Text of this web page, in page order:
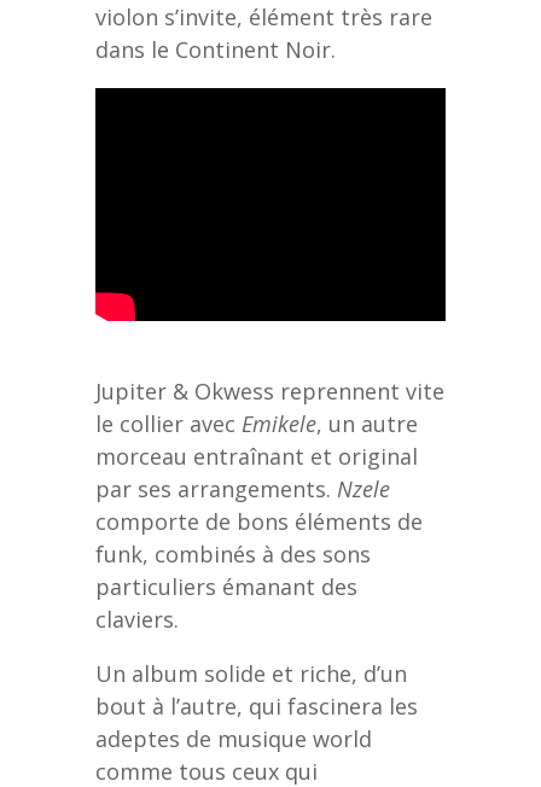
violon s’invite, élément très rare
dans le Continent Noir.
Jupiter & Okwess reprennent vite
le collier avec Emikele, un autre
morceau entraînant et original
par ses arrangements. Nzele
comporte de bons éléments de
funk, combinés à des sons
particuliers émanant des
claviers.
Un album solide et riche, d’un
bout à l’autre, qui fascinera les
adeptes de musique world
comme tous ceux qui